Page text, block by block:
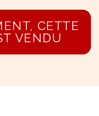
CETTE
VENDU